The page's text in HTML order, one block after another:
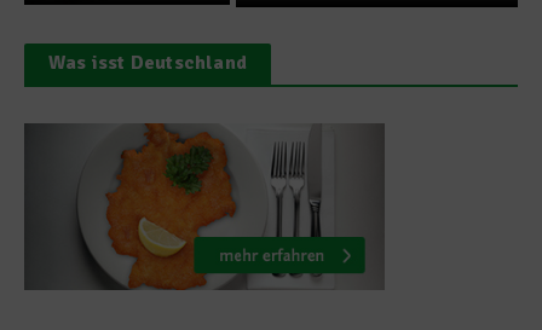
Was isst Deutschland